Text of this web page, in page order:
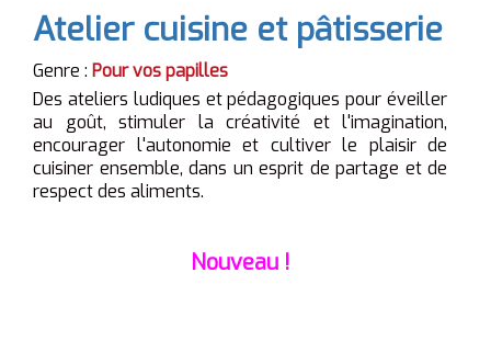
Atelier cuisine et pâtisserie
Genre : Pour vos papilles
Des ateliers ludiques et pédagogiques pour éveiller
au goût, stimuler la créativité et l'imagination,
encourager l'autonomie et cultiver le plaisir de
cuisiner ensemble, dans un esprit de partage et de
respect des aliments.
Nouveau !